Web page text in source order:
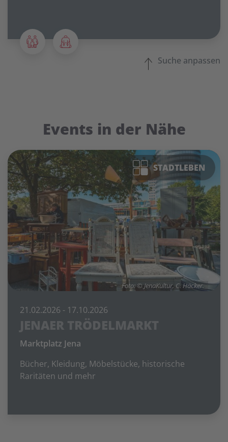
Suche anpassen
Events in der Nähe
STADTLEBEN
Foto: © JenaKultur, C. Häcker.
21.02.2026 - 17.10.2026
JENAER TRÖDELMARKT
Marktplatz Jena
Bücher, Kleidung, Möbelstücke, historische
Raritäten und mehr